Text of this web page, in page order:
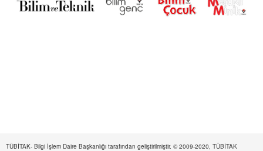
TÜBİTAK- Bilgi İşlem Daire Başkanlığı tarafından geliştirilmiştir. © 2009-2020, TÜBİTAK